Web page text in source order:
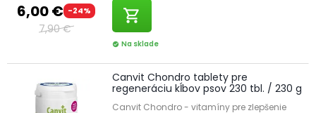
6,00 € -24%
7,90 €
shopping_cart
check_circle Na sklade
Canvit Chondro tablety pre
regeneráciu kĺbov psov 230 tbl. / 230 g
Canvit Chondro - vitamíny pre zlepšenie